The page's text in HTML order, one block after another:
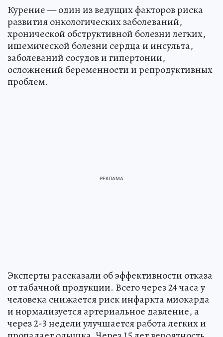
Курение — один из ведущих факторов риска
развития онкологических заболеваний,
хронической обструктивной болезни легких,
ишемической болезни сердца и инсульта,
заболеваний сосудов и гипертонии,
осложнений беременности и репродуктивных
проблем.
Эксперты рассказали об эффективности отказа
от табачной продукции. Всего через 24 часа у
человека снижается риск инфаркта миокарда
и нормализуется артериальное давление, а
через 2-3 недели улучшается работа легких и